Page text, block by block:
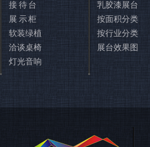
在线咨询
接 待 台
展 示 柜
软装绿植
洽谈桌椅
灯光音响
乳胶漆展台
按面积分类
按行业分类
展台效果图